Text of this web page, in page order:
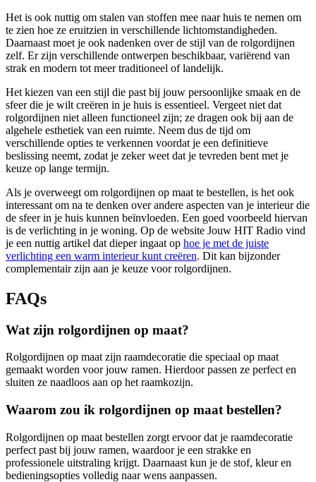
Het is ook nuttig om stalen van stoffen mee naar huis te nemen om
te zien hoe ze eruitzien in verschillende lichtomstandigheden.
Daarnaast moet je ook nadenken over de stijl van de rolgordijnen
zelf. Er zijn verschillende ontwerpen beschikbaar, variërend van
strak en modern tot meer traditioneel of landelijk.
Het kiezen van een stijl die past bij jouw persoonlijke smaak en de
sfeer die je wilt creëren in je huis is essentieel. Vergeet niet dat
rolgordijnen niet alleen functioneel zijn; ze dragen ook bij aan de
algehele esthetiek van een ruimte. Neem dus de tijd om
verschillende opties te verkennen voordat je een definitieve
beslissing neemt, zodat je zeker weet dat je tevreden bent met je
keuze op lange termijn.
Als je overweegt om rolgordijnen op maat te bestellen, is het ook
interessant om na te denken over andere aspecten van je interieur die
de sfeer in je huis kunnen beïnvloeden. Een goed voorbeeld hiervan
is de verlichting in je woning. Op de website Jouw HIT Radio vind
je een nuttig artikel dat dieper ingaat op hoe je met de juiste
verlichting een warm interieur kunt creëren. Dit kan bijzonder
complementair zijn aan je keuze voor rolgordijnen.
FAQs
Wat zijn rolgordijnen op maat?
Rolgordijnen op maat zijn raamdecoratie die speciaal op maat
gemaakt worden voor jouw ramen. Hierdoor passen ze perfect en
sluiten ze naadloos aan op het raamkozijn.
Waarom zou ik rolgordijnen op maat bestellen?
Rolgordijnen op maat bestellen zorgt ervoor dat je raamdecoratie
perfect past bij jouw ramen, waardoor je een strakke en
professionele uitstraling krijgt. Daarnaast kun je de stof, kleur en
bedieningsopties volledig naar wens aanpassen.